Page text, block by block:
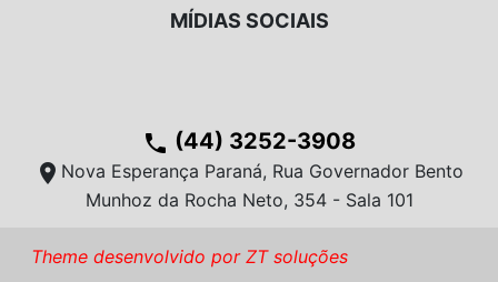
MÍDIAS SOCIAIS
phone (44) 3252-3908
location_on Nova Esperança Paraná, Rua Governador Bento
Munhoz da Rocha Neto, 354 - Sala 101
Theme desenvolvido por ZT soluções